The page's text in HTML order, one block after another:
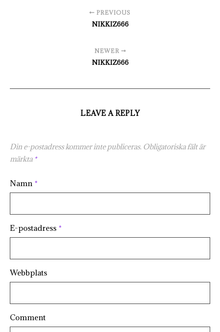
PREVIOUS
NIKKIZ666
NEWER
NIKKIZ666
LEAVE A REPLY
Din e-postadress kommer inte publiceras. Obligatoriska fält är
märkta *
Namn *
E-postadress *
Webbplats
Comment